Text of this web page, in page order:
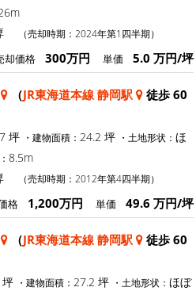
（売却時期：2024年第1四半期）
却価格 300万円 単価 5.0 万円/坪
（JR東海道本線 静岡駅
徒歩 60
坪 ・建物面積： 24.2 坪 ・土地形状： ほ
8.5m
（売却時期：2012年第4四半期）
格 1,200万円 単価 49.6 万円/坪
（JR東海道本線 静岡駅
徒歩 60
・建物面積： 27.2 坪 ・土地形状： ほぼ